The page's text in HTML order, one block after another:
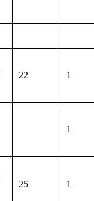
22 1
1
25 1